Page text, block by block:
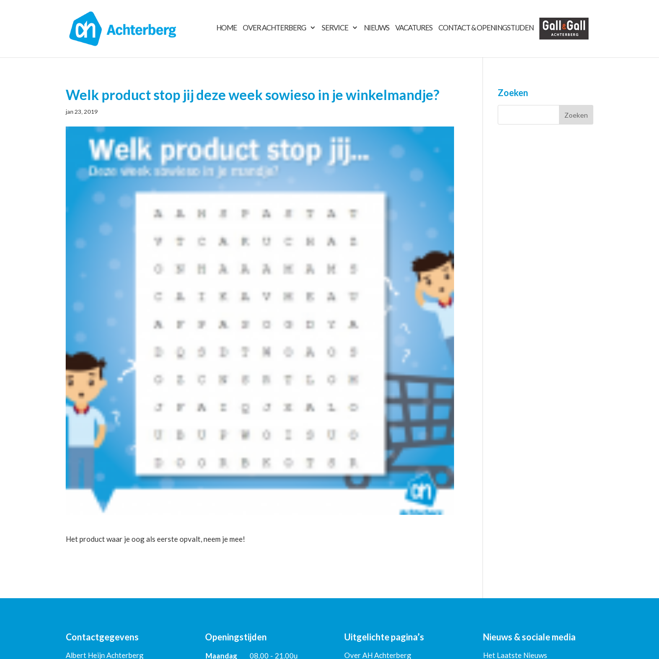
HOME OVER ACHTERBERG SERVICE NIEUWS VACATURES CONTACT & OPENINGSTIJDEN
Welk product stop jij deze week sowieso in je winkelmandje?
jan 23, 2019
Het product waar je oog als eerste opvalt, neem je mee!
Zoeken
Contactgegevens
Albert Heijn Achterberg
Openingstijden
Maandag 08.00 - 21.00u
Uitgelichte pagina’s
Over AH Achterberg
Nieuws & sociale media
Het Laatste Nieuws